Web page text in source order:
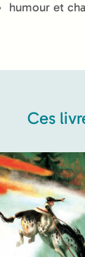
humour et
Ces